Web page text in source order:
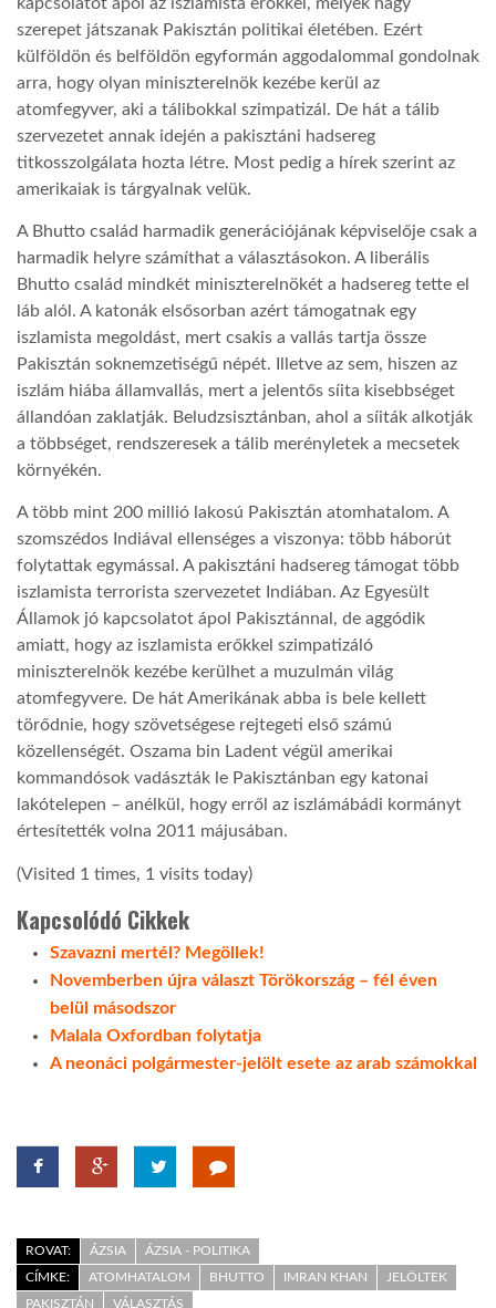
szerepet játszanak Pakisztán politikai életében. Ezért
külföldön és belföldön egyformán aggodalommal gondolnak
arra, hogy olyan miniszterelnök kezébe kerül az
atomfegyver, aki a tálibokkal szimpatizál. De hát a tálib
szervezetet annak idején a pakisztáni hadsereg
titkosszolgálata hozta létre. Most pedig a hírek szerint az
amerikaiak is tárgyalnak velük.
A Bhutto család harmadik generációjának képviselője csak a
harmadik helyre számíthat a választásokon. A liberális
Bhutto család mindkét miniszterelnökét a hadsereg tette el
láb alól. A katonák elsősorban azért támogatnak egy
iszlamista megoldást, mert csakis a vallás tartja össze
Pakisztán soknemzetiségű népét. Illetve az sem, hiszen az
iszlám hiába államvallás, mert a jelentős síita kisebbséget
állandóan zaklatják. Beludzsisztánban, ahol a síiták alkotják
a többséget, rendszeresek a tálib merényletek a mecsetek
környékén.
A több mint 200 millió lakosú Pakisztán atomhatalom. A
szomszédos Indiával ellenséges a viszonya: több háborút
folytattak egymással. A pakisztáni hadsereg támogat több
iszlamista terrorista szervezetet Indiában. Az Egyesült
Államok jó kapcsolatot ápol Pakisztánnal, de aggódik
amiatt, hogy az iszlamista erőkkel szimpatizáló
miniszterelnök kezébe kerülhet a muzulmán világ
atomfegyvere. De hát Amerikának abba is bele kellett
törődnie, hogy szövetségese rejtegeti első számú
közellenségét. Oszama bin Ladent végül amerikai
kommandósok vadászták le Pakisztánban egy katonai
lakótelepen – anélkül, hogy erről az iszlámábádi kormányt
értesítették volna 2011 májusában.
(Visited 1 times, 1 visits today)
Kapcsolódó Cikkek
Szavazni mertél? Megöllek!
Novemberben újra választ Törökország – fél éven
belül másodszor
Malala Oxfordban folytatja
A neonáci polgármester-jelölt esete az arab számokkal
ROVAT: ÁZSIA
ÁZSIA - POLITIKA
CÍMKE:
ATOMHATALOM BHUTTO IMRAN KHAN
JELÖLTEK
PAKISZTÁN
VÁLASZTÁS